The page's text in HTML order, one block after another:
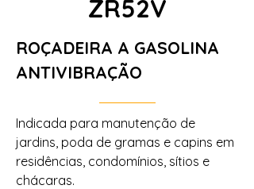
ZR52V
ROÇADEIRA A GASOLINA
ANTIVIBRAÇÃO
Indicada para manutenção de
jardins, poda de gramas e capins em
residências, condomínios, sítios e
chácaras.